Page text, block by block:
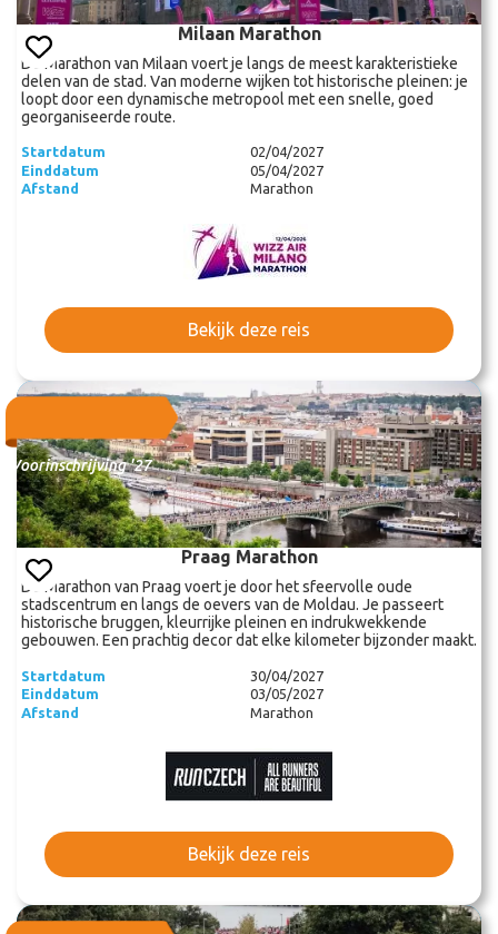
Milaan Marathon
De Marathon van Milaan voert je langs de meest karakteristieke
delen van de stad. Van moderne wijken tot historische pleinen: je
loopt door een dynamische metropool met een snelle, goed
georganiseerde route.
Startdatum
02/04/2027
Einddatum
05/04/2027
Afstand
Marathon
Bekijk deze reis
Voorinschrijving '27
Praag Marathon
De Marathon van Praag voert je door het sfeervolle oude
stadscentrum en langs de oevers van de Moldau. Je passeert
historische bruggen, kleurrijke pleinen en indrukwekkende
gebouwen. Een prachtig decor dat elke kilometer bijzonder maakt.
Startdatum
30/04/2027
Einddatum
03/05/2027
Afstand
Marathon
Bekijk deze reis